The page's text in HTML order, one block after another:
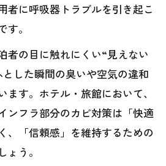
者に呼吸器トラブルを引き起こ
。
者の目に触れにくい“見えない
した瞬間の臭いや空気の違和
す。ホテル・旅館において、
ンフラ部分のカビ対策は「快適
、「信頼感」を維持するための
う。